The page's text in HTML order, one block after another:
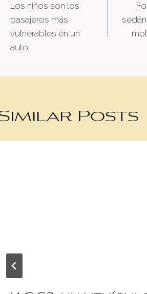
navigation
Los niños son los
pasajeros más
vulnerables en un
auto
Posts